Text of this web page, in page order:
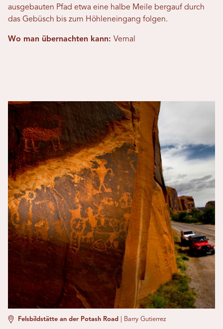
ausgebauten Pfad etwa eine halbe Meile bergauf durch
das Gebüsch bis zum Höhleneingang folgen.
Wo man übernachten kann: Vernal
Felsbildstätte an der Potash Road Barry Gutierrez